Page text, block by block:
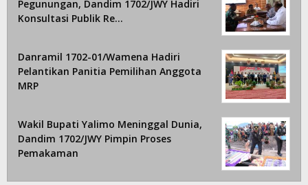
Pegunungan, Dandim 1702/JWY Hadiri
Konsultasi Publik Re…
Danramil 1702-01/Wamena Hadiri
Pelantikan Panitia Pemilihan Anggota
MRP
Wakil Bupati Yalimo Meninggal Dunia,
Dandim 1702/JWY Pimpin Proses
Pemakaman